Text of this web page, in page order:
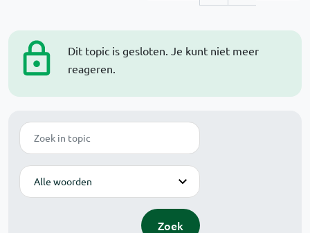
Dit topic is gesloten. Je kunt niet meer
reageren.
Zoek
Modus
Zoek